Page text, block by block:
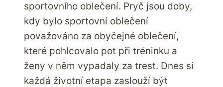
sportovního oblečení. Pryč jsou doby,
kdy bylo sportovní oblečení
považováno za obyčejné oblečení,
které pohlcovalo pot při tréninku a
ženy v něm vypadaly za trest. Dnes si
každá životní etapa zaslouží být